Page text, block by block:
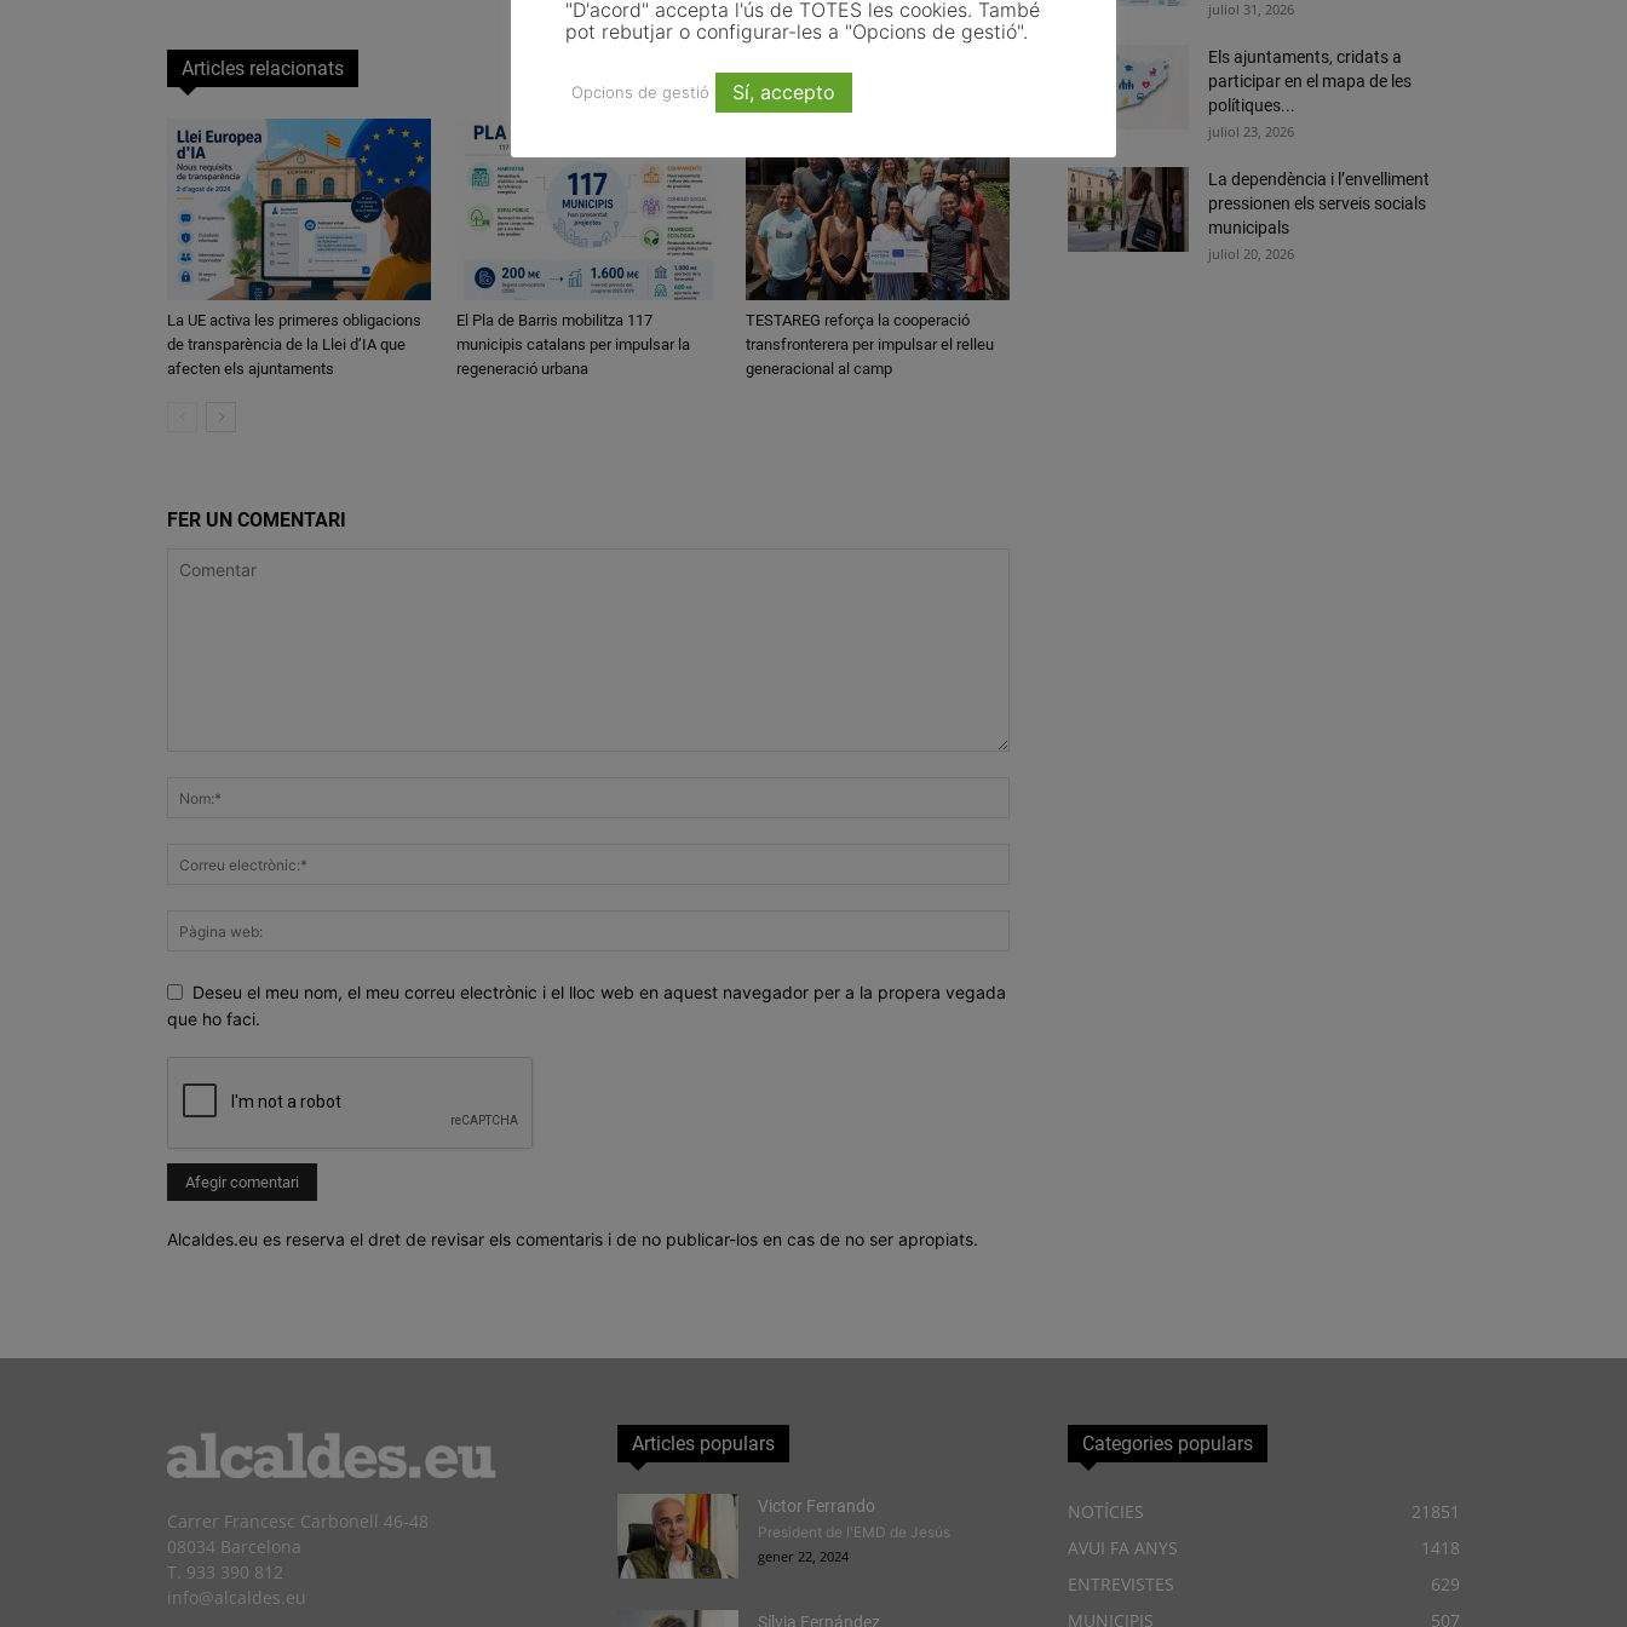
Articles relacionats
La UE activa les primeres obligacions
de transparència de la Llei d’IA que
afecten els ajuntaments
El Pla de Barris mobilitza 117
municipis catalans per impulsar la
regeneració urbana
TESTAREG reforça la cooperació
transfronterera per impulsar el relleu
generacional al camp
FER UN COMENTARI
Deseu el meu nom, el meu correu electrònic i el lloc web en aquest navegador per a la propera vegada
que ho faci.
Alcaldes.eu es reserva el dret de revisar els comentaris i de no publicar-los en cas de no ser apropiats.
juliol 31, 2026
Els ajuntaments, cridats a
participar en el mapa de les
polítiques...
juliol 23, 2026
La dependència i l’envelliment
pressionen els serveis socials
municipals
juliol 20, 2026
Carrer Francesc Carbonell 46-48
08034 Barcelona
T. 933 390 812
info@alcaldes.eu
Articles populars
Victor Ferrando
President de l'EMD de Jesús
gener 22, 2024
Sílvia Fernández
Categories populars
NOTÍCIES
21851
AVUI FA ANYS
1418
ENTREVISTES
629
MUNICIPIS
507
"D'acord" accepta l'ús de TOTES les cookies. També
pot rebutjar o configurar-les a "Opcions de gestió".
Opcions de gestió Sí, accepto